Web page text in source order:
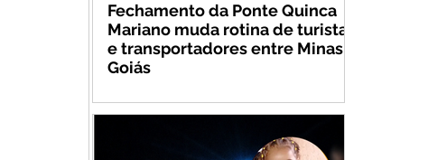
Fechamento da Ponte Quinca
Mariano muda rotina de turistas
e transportadores entre Minas e
Goiás